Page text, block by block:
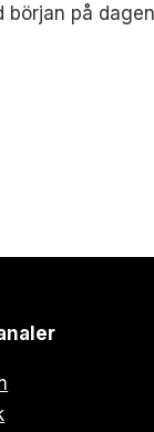
början på